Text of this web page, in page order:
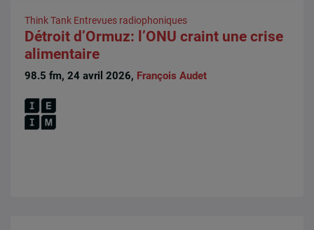
Think Tank Entrevues radiophoniques
Détroit d’Ormuz: l’ONU craint une crise
alimentaire
98.5 fm, 24 avril 2026, François Audet